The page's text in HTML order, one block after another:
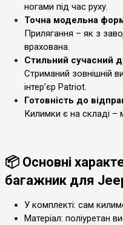
ногами під час руху.
Точна модельна
Прилягання – як з
врахована.
Стильний сучасний
Стриманий зовнішній
інтер’єр Patriot.
Готовність до
Килимки є на складі –
📦 Основні
багажник для
У комплекті: сам
Матеріал: поліуретан